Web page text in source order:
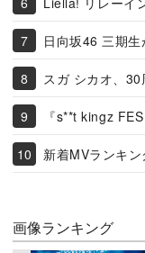
日向坂46 三期
スガ シカオ、
『s**t kingz
新着MVランキ
画像ランキング